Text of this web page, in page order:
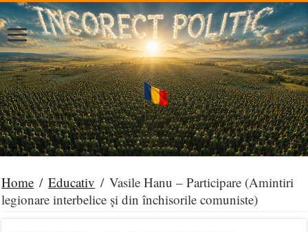
Home / Educativ / Vasile Hanu – Participare (Amintiri
legionare interbelice și din închisorile comuniste)